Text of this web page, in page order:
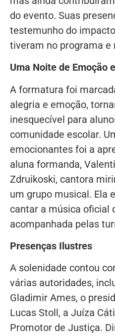
do evento. Suas
testemunho do
tiveram no programa e
Uma Noite de Emoção
A formatura foi
alegria e emoção,
inesquecível para
comunidade escolar.
emocionantes foi a
aluna formanda,
Zdruikoski, cantora
um grupo musical. Ela
cantar a música oficial
acompanhada pelas
Presenças Ilustres
A solenidade contou
várias autoridades,
Gladimir Ames, o
Lucas Stoll, a Juíza
Promotor de Justiça.